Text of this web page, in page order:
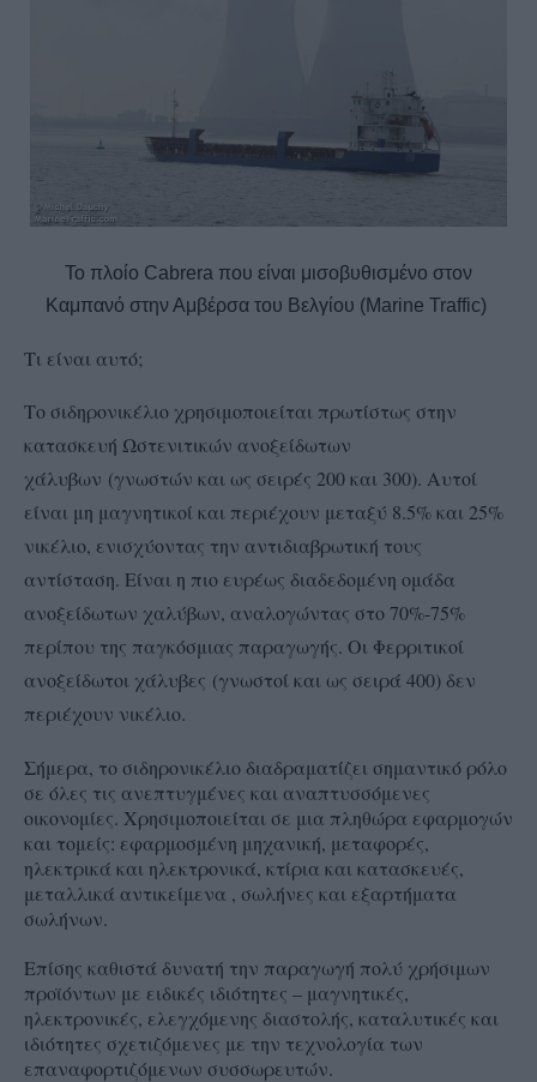
Το πλοίο Cabrera που είναι μισοβυθισμένο στον
Καμπανό στην Αμβέρσα του Βελγίου (Marine Traffic)
Τι είναι αυτό;
Το σιδηρονικέλιο χρησιμοποιείται πρωτίστως στην
κατασκευή Ωστενιτικών ανοξείδωτων
χάλυβων (γνωστών και ως σειρές 200 και 300). Αυτοί
είναι μη μαγνητικοί και περιέχουν μεταξύ 8.5% και 25%
νικέλιο, ενισχύοντας την αντιδιαβρωτική τους
αντίσταση. Είναι η πιο ευρέως διαδεδομένη ομάδα
ανοξείδωτων χαλύβων, αναλογώντας στο 70%-75%
περίπου της παγκόσμιας παραγωγής. Οι Φερριτικοί
ανοξείδωτοι χάλυβες (γνωστοί και ως σειρά 400) δεν
περιέχουν νικέλιο.
Σήμερα, το σιδηρονικέλιο διαδραματίζει σημαντικό ρόλο
σε όλες τις ανεπτυγμένες και αναπτυσσόμενες
οικονομίες. Χρησιμοποιείται σε μια πληθώρα εφαρμογών
και τομείς: εφαρμοσμένη μηχανική, μεταφορές,
ηλεκτρικά και ηλεκτρονικά, κτίρια και κατασκευές,
μεταλλικά αντικείμενα , σωλήνες και εξαρτήματα
σωλήνων.
Επίσης καθιστά δυνατή την παραγωγή πολύ χρήσιμων
προϊόντων με ειδικές ιδιότητες – μαγνητικές,
ηλεκτρονικές, ελεγχόμενης διαστολής, καταλυτικές και
ιδιότητες σχετιζόμενες με την τεχνολογία των
επαναφορτιζόμενων συσσωρευτών.